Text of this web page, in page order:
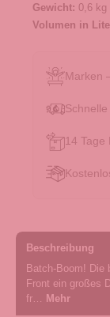
Gewicht: 0,6 kg
Volumen in
Marken
14 Tage
Beschreibung
Batch-Boom! Die
Front ein großes
fr… Mehr